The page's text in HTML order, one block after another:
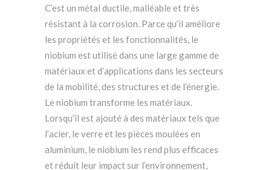
C’est un métal ductile, malléable et très
résistant à la corrosion. Parce qu’il améliore
les propriétés et les fonctionnalités, le
niobium est utilisé dans une large gamme de
matériaux et d’applications dans les secteurs
de la mobilité, des structures et de l’énergie.
Le niobium transforme les matériaux.
Lorsqu’il est ajouté à des matériaux tels que
l’acier, le verre et les pièces moulées en
aluminium, le niobium les rend plus efficaces
et réduit leur impact sur l’environnement,